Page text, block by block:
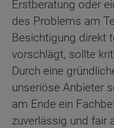
Erstberatung oder
des Problems am
Besichtigung direkt
vorschlägt, sollte
Durch eine
unseriöse Anbieter
am Ende ein
zuverlässig und fair